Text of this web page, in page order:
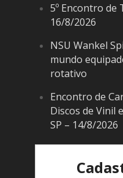
5º Encontro de
16/8/2026
NSU Wankel
mundo
rotativo
Encontro de
Discos de Vinil
SP – 14/8/2026